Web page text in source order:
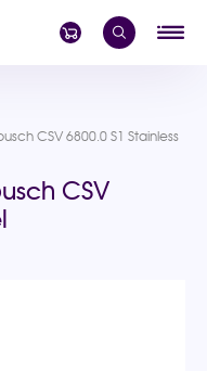
CSV 6800.0 S1 Stainless
CSV